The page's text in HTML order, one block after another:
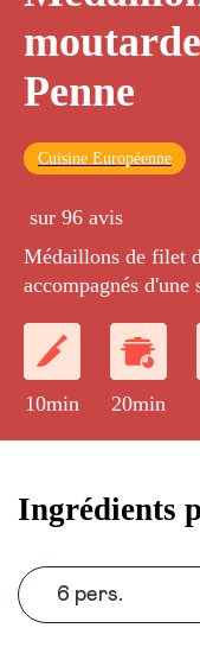
Penne
Cuisine Européenne
sur 96 avis
Médaillons de filet
accompagnés d'une
10min 20min
Ingrédients
6 pers.